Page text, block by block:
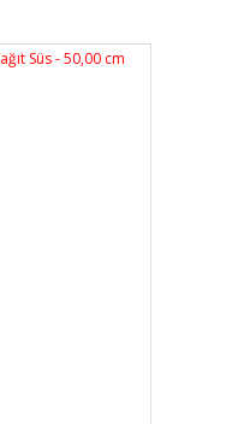
noktaları öneri
ederiz.